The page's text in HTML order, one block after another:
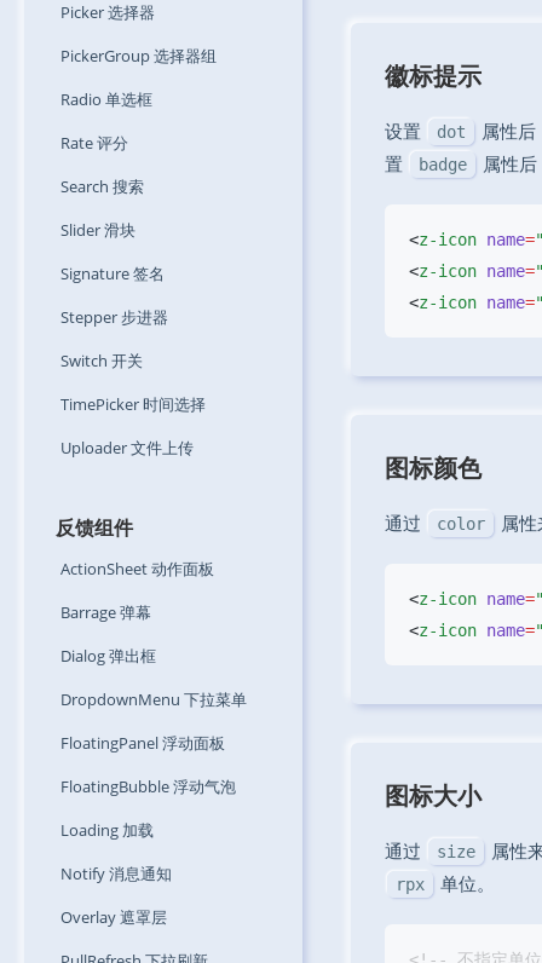
Picker选择器
PickerGroup选择器组
Radio 单选框
Rate评分
Search 搜索
Slider滑块
Signature签名
Stepper步进器
Switch 开关
TimePicker时间选择
Uploader文件上传
反馈组件
ActionSheet动作面板
Barrage弹幕
Dialog弹出框
DropdownMenu 下拉菜单
FloatingPanel浮动面板
FloatingBubble浮动气泡
Loading 加载
Notify消息通知
Overlay遮罩层
徽标提示
设置 dot
属性
置
badge 属性
<z-icon name=
<z-icon name=
<z-icon name=
图标颜色
通过 color 属
<z-icon name=
<z-icon name=
图标大小
通过 size 属性
rpx 单位。